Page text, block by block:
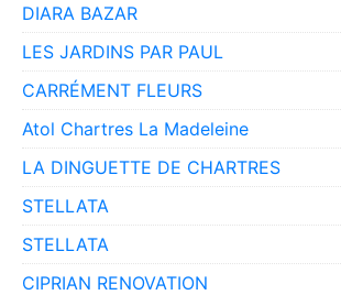
DIARA BAZAR
LES JARDINS PAR PAUL
CARRÉMENT FLEURS
Atol Chartres La Madeleine
LA DINGUETTE DE CHARTRES
STELLATA
STELLATA
CIPRIAN RENOVATION